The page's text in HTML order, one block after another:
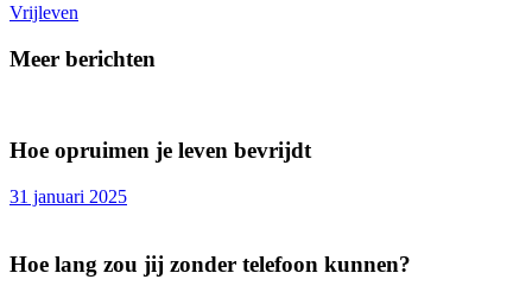
Vrijleven
Meer berichten
Hoe opruimen je leven bevrijdt
31 januari 2025
Hoe lang zou jij zonder telefoon kunnen?